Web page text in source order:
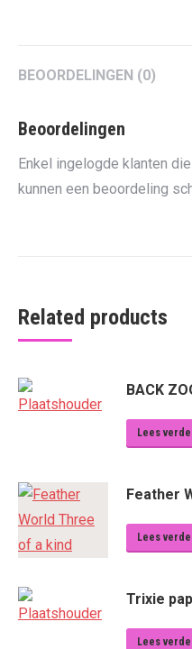
BEOORDELINGEN (0)
Beoordelingen
Enkel ingelogde klanten
kunnen een beoordeling
Related products
BACK
Lees
Feather
Lees
Trixie
Lees